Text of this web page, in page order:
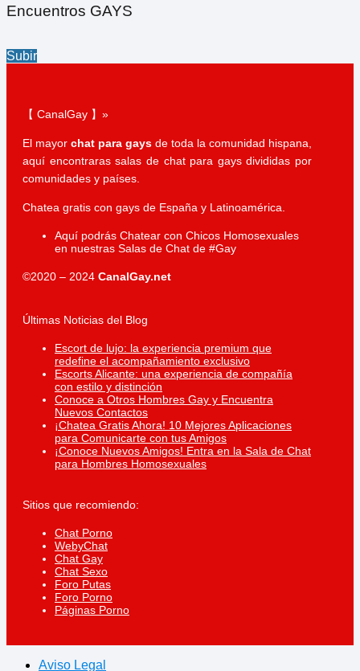
Encuentros GAYS
Subir
【 CanalGay 】»
El mayor chat para gays de toda la comunidad hispana,
aquí encontraras salas de chat para gays divididas por
comunidades y países.
Chatea gratis con gays de España y Latinoamérica.
Aquí podrás Chatear con Chicos Homosexuales
en nuestras Salas de Chat de #Gay
©2020 – 2024 CanalGay.net
Últimas Noticias del Blog
Escort de lujo: la experiencia premium que
redefine el acompañamiento exclusivo
Escorts Alicante: una experiencia de compañía
con estilo y distinción
Conoce a Otros Hombres Gay y Encuentra
Nuevos Contactos
¡Chatea Gratis Ahora! 10 Mejores Aplicaciones
para Comunicarte con tus Amigos
¡Conoce Nuevos Amigos! Entra en la Sala de Chat
para Hombres Homosexuales
Sitios que recomiendo:
Chat Porno
WebyChat
Chat Gay
Chat Sexo
Foro Putas
Foro Porno
Páginas Porno
Aviso Legal